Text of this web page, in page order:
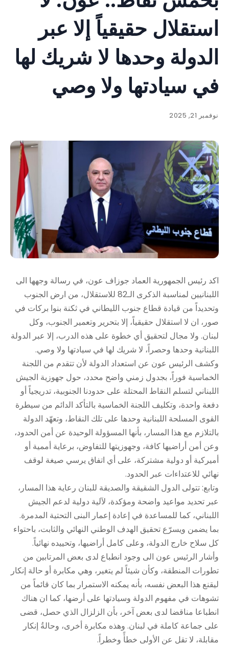
استقلال حقيقياً إلا عبر
الدولة وحدها لا شريك لها
في سيادتها ولا وصي
نوفمبر 21, 2025
اكد رئيس الجمهورية العماد جوزاف عون، في رسالة وجهها الى
اللبنانيين لمناسبة الذكرى الـ82 للاستقلال، من ارض الجنوب
وتحديداً من قيادة قطاع جنوب الليطاني في ثكنة بنوا بركات في
صور، ان لا استقلال حقيقياً، إلا بتحرير وتعمير الجنوب، وكل
لبنان. ولا مجال لتحقيق أي خطوة على هذه الدرب، إلا عبر الدولة
اللبنانية وحدها وحصراً، لا شريك لها في سيادتها ولا وصي.
وكشف الرئيس عون عن استعداد الدولة لأن تتقدم من اللجنة
الخماسية فوراً، بجدول زمني واضح محدد، حول جهوزية الجيش
اللبناني لتسلم النقاط المحتلة على حدودنا الجنوبية، تدريجياً أو
دفعة واحدة، وتكليف اللجنة الخماسية بالتأكد الدائم من سيطرة
القوى المسلحة اللبنانية وحدها على تلك النقاط، وتعهّد الدولة
بالتلازم مع هذا المسار، بأنها المسؤولة الوحيدة عن أمن الحدود،
وعن أمن أراضيها كافة، وجهوزيتها للتفاوض، برعاية أممية أو
أميركية أو دولية مشتركة، على أي اتفاق يرسي صيغة لوقف
نهائي للاعتداءات عبر الحدود.
وتابع: تتولى الدول الشقيقة والصديقة للبنان رعاية هذا المسار،
عبر تحديد مواعيد واضحة ومؤكدة، لآلية دولية لدعم الجيش
اللبناني، كما للمساعدة في إعادة إعمار البنى التحتية المدمرة.
بما يضمن ويسرّع تحقيق الهدف الوطني النهائي والثابت، باحتواء
كل سلاح خارج الدولة، وعلى كامل أراضيها، وتحييده نهائياً.
وأشار الرئيس عون الى وجود انطباع لدى بعض المرتابين من
تطورات المنطقة، وكأن شيئاً لم يتغير، وهي مكابرة أو حالة إنكار
ليقنع هذا البعض نفسه، بأنه يمكنه الاستمرار بما كان قائماً من
تشوهات في مفهوم الدولة وسيادتها على أرضها، كما ان هناك
انطباعا مناقضا لدى بعض آخر، بأن الزلزال الذي حصل، قضى
على جماعة كاملة في لبنان. وهذه مكابرة أخرى، وحالةُ إنكار
مقابلة، لا تقل عن الأولى خطأً وخطراً.